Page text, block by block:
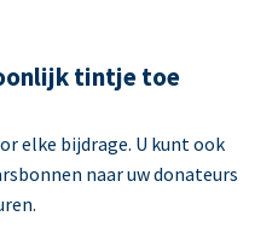
tintje toe
elke bijdrage. U kunt ook
naar uw donateurs